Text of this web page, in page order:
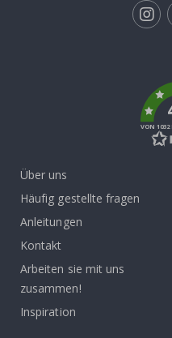
VON 1032
Über uns
Häufig gestellte fragen
Anleitungen
Kontakt
Arbeiten sie mit uns
zusammen!
Inspiration